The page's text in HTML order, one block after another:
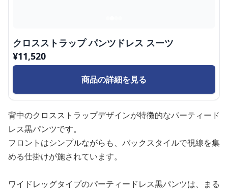
クロスストラップ パンツドレス スーツ
¥11,520
商品の詳細を見る
背中のクロスストラップデザインが特徴的なパーティード
レス黒パンツです。
フロントはシンプルながらも、バックスタイルで視線を集
める仕掛けが施されています。
ワイドレッグタイプのパーティードレス黒パンツは、まる